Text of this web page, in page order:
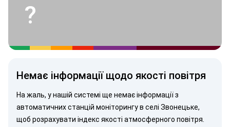
?
Немає інформації щодо якості повітря
На жаль, у нашій системі ще немає інформації з
автоматичних станцій моніторингу в селі Звонецьке,
щоб розрахувати індекс якості атмосферного повітря.